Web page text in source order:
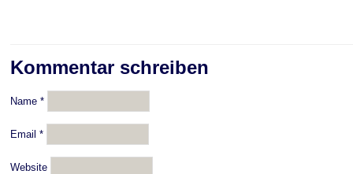
Kommentar schreiben
Name *
Email *
Website